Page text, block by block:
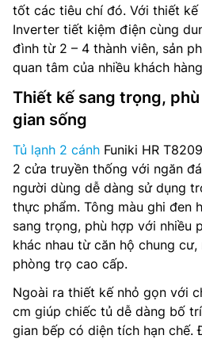
tốt các tiêu chí đó. Với thiết kế
Inverter tiết kiệm điện cùng
đình từ 2 – 4 thành viên, sản
quan tâm của nhiều khách
Thiết kế sang trọng,
gian sống
Tủ lạnh 2 cánh Funiki HR
2 cửa truyền thống với ngăn
người dùng dễ dàng sử dụng
thực phẩm. Tông màu ghi đen
sang trọng, phù hợp với nhiều
khác nhau từ căn hộ chung
phòng trọ cao cấp.
Ngoài ra thiết kế nhỏ gọn với
cm giúp chiếc tủ dễ dàng bố
gian bếp có diện tích hạn chế.